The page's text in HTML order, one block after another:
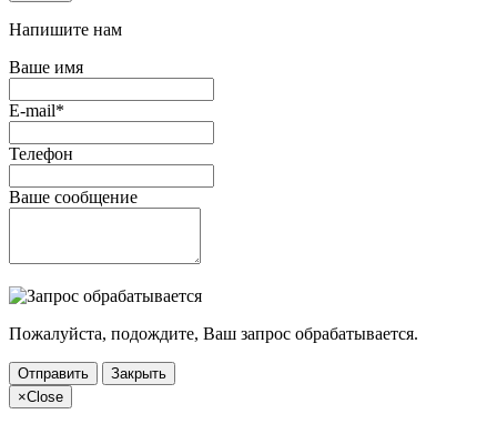
Напишите нам
Ваше имя
E-mail*
Телефон
Ваше сообщение
Пожалуйста, подождите, Ваш запрос обрабатывается.
Отправить
Закрыть
×Close